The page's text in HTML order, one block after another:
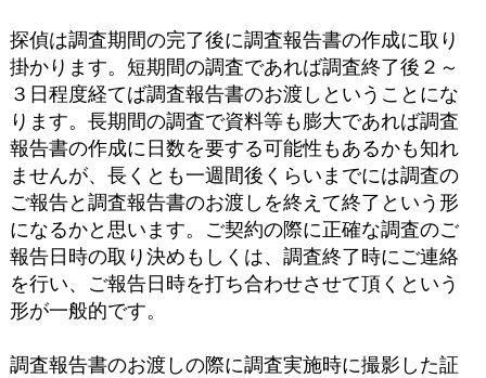
探偵は調査期間の完了後に調査報告書の作成に取り
掛かります。短期間の調査であれば調査終了後２～
３日程度経てば調査報告書のお渡しということにな
ります。長期間の調査で資料等も膨大であれば調査
報告書の作成に日数を要する可能性もあるかも知れ
ませんが、長くとも一週間後くらいまでには調査の
ご報告と調査報告書のお渡しを終えて終了という形
になるかと思います。ご契約の際に正確な調査のご
報告日時の取り決めもしくは、調査終了時にご連絡
を行い、ご報告日時を打ち合わせさせて頂くという
形が一般的です。
調査報告書のお渡しの際に調査実施時に撮影した証